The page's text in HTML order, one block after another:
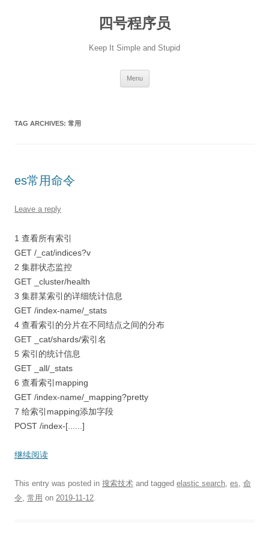
四号程序员
Keep It Simple and Stupid
Menu
TAG ARCHIVES: 常用
es常用命令
Leave a reply
1 查看所有索引
GET /_cat/indices?v
2 集群状态监控
GET _cluster/health
3 集群某索引的详细统计信息
GET /index-name/_stats
4 查看索引的分片在不同结点之间的分布
GET _cat/shards/索引名
5 索引的统计信息
GET _all/_stats
6 查看索引mapping
GET /index-name/_mapping?pretty
7 给索引mapping添加字段
POST /index-[......]
继续阅读
This entry was posted in 搜索技术 and tagged elastic search, es, 命
令, 常用 on 2019-11-12.